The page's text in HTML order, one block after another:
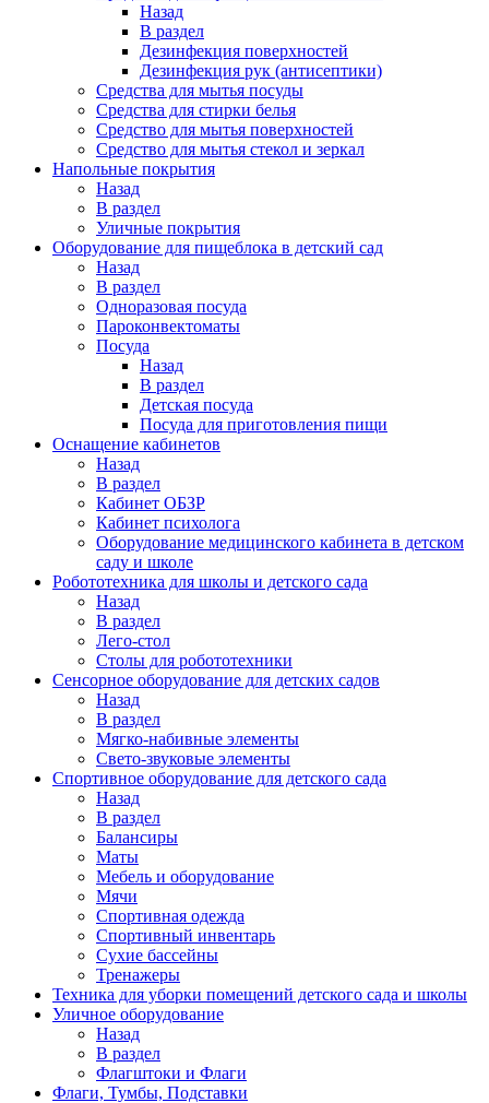
Назад
В раздел
Дезинфекция поверхностей
Дезинфекция рук (антисептики)
Средства для мытья посуды
Средства для стирки белья
Средство для мытья поверхностей
Средство для мытья стекол и зеркал
Напольные покрытия
Назад
В раздел
Уличные покрытия
Оборудование для пищеблока в детский сад
Назад
В раздел
Одноразовая посуда
Пароконвектоматы
Посуда
Назад
В раздел
Детская посуда
Посуда для приготовления пищи
Оснащение кабинетов
Назад
В раздел
Кабинет ОБЗР
Кабинет психолога
Оборудование медицинского кабинета в детском
саду и школе
Робототехника для школы и детского сада
Назад
В раздел
Лего-стол
Столы для робототехники
Сенсорное оборудование для детских садов
Назад
В раздел
Мягко-набивные элементы
Свето-звуковые элементы
Спортивное оборудование для детского сада
Назад
В раздел
Балансиры
Маты
Мебель и оборудование
Мячи
Спортивная одежда
Спортивный инвентарь
Сухие бассейны
Тренажеры
Техника для уборки помещений детского сада и школы
Уличное оборудование
Назад
В раздел
Флагштоки и Флаги
Флаги, Тумбы, Подставки